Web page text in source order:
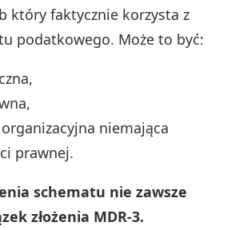
który faktycznie korzysta z
podatkowego. Może to być:
niemająca
prawnej.
schematu nie zawsze
złożenia MDR-3.